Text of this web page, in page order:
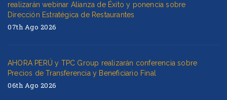
realizarán webinar Alianza de Éxito y ponencia sobre
Dirección Estratégica de Restaurantes
07th Ago 2026
AHORA PERÚ y TPC Group realizarán conferencia sobre
Precios de Transferencia y Beneficiario Final
06th Ago 2026